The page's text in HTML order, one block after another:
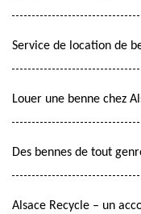
Service de location de
Louer une benne chez
Des bennes de tout
Alsace Recycle – un